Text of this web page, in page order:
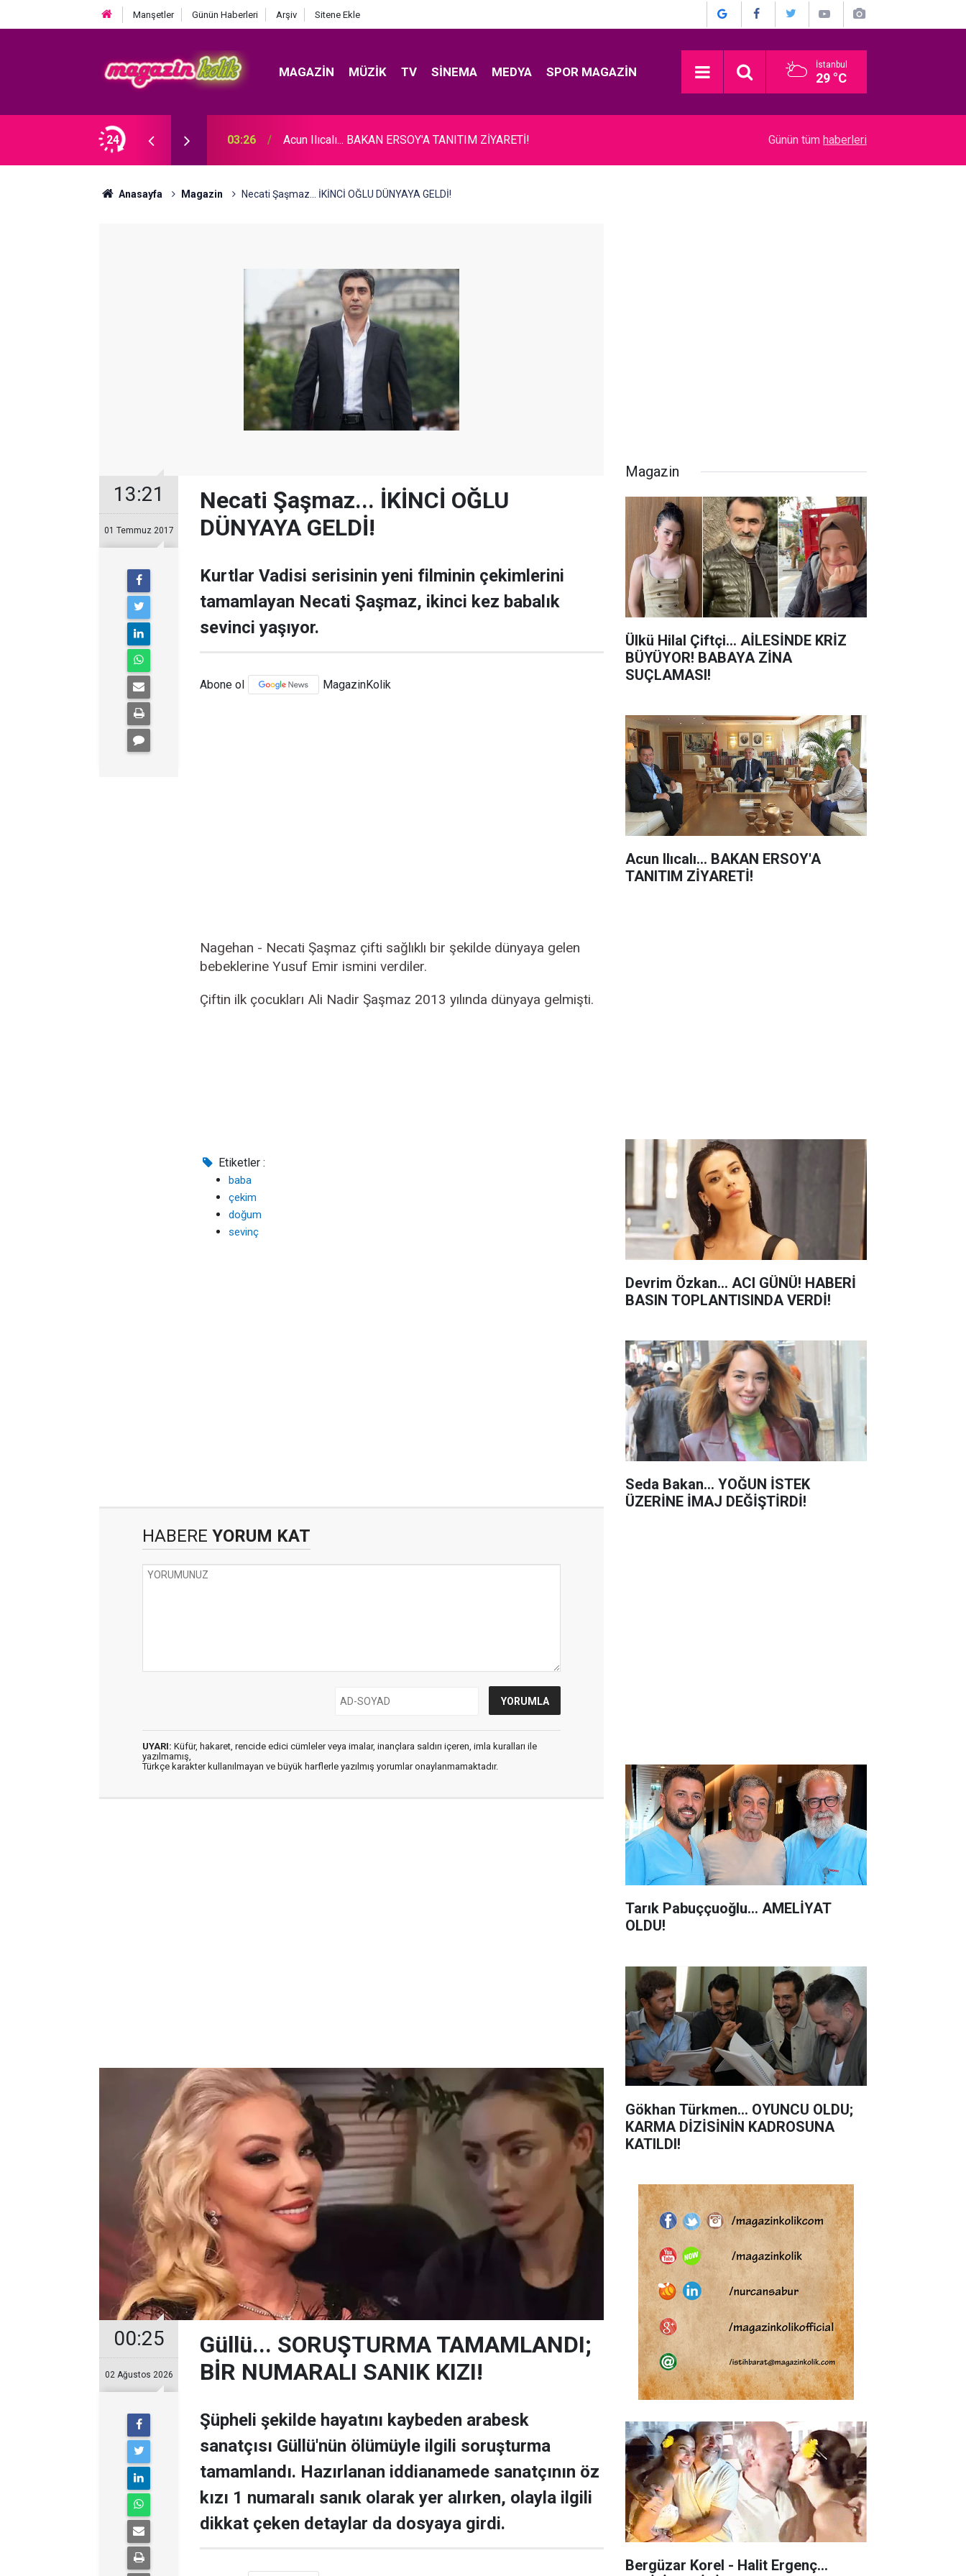
Manşetler Günün Haberleri Arşiv Sitene Ekle
MAGAZIN MÜZIK TV SINEMA MEDYA SPOR MAGAZIN İstanbul
29 °C
24
BABAYA ZİNA SUÇLAMASI! 03:26 Acun Ilıcalı... BAKAN ERSOY'A TANITIM ZİYARETİ! Devrim Özkan... ACI GÜNÜ! HABERİ BASIN
Günün tüm haberleri
Anasayfa Magazin Necati Şaşmaz... İKİNCİ OĞLU DÜNYAYA GELDİ!
13:21
01 Temmuz 2017
Necati Şaşmaz... İKİNCİ OĞLU
DÜNYAYA GELDİ!
Kurtlar Vadisi serisinin yeni filminin çekimlerini
tamamlayan Necati Şaşmaz, ikinci kez babalık
sevinci yaşıyor.
Abone ol MagazinKolik
Nagehan - Necati Şaşmaz çifti sağlıklı bir şekilde dünyaya gelen
bebeklerine Yusuf Emir ismini verdiler.
Çiftin ilk çocukları Ali Nadir Şaşmaz 2013 yılında dünyaya gelmişti.
Etiketler :
baba
çekim
doğum
sevinç
HABERE YORUM KAT
UYARI: Küfür, hakaret, rencide edici cümleler veya imalar, inançlara saldırı içeren, imla kuralları ile
yazılmamış,
Türkçe karakter kullanılmayan ve büyük harflerle yazılmış yorumlar onaylanmamaktadır.
00:25
02 Ağustos 2026
Güllü... SORUŞTURMA TAMAMLANDI;
BİR NUMARALI SANIK KIZI!
Şüpheli şekilde hayatını kaybeden arabesk
sanatçısı Güllü'nün ölümüyle ilgili soruşturma
tamamlandı. Hazırlanan iddianamede sanatçının öz
kızı 1 numaralı sanık olarak yer alırken, olayla ilgili
dikkat çeken detaylar da dosyaya girdi.
Magazin
Ülkü Hilal Çiftçi… AİLESİNDE KRİZ
BÜYÜYOR! BABAYA ZİNA
SUÇLAMASI!
Acun Ilıcalı... BAKAN ERSOY'A
TANITIM ZİYARETİ!
Devrim Özkan... ACI GÜNÜ! HABERİ
BASIN TOPLANTISINDA VERDİ!
Seda Bakan... YOĞUN İSTEK
ÜZERİNE İMAJ DEĞİŞTİRDİ!
Tarık Pabuççuoğlu… AMELİYAT
OLDU!
Gökhan Türkmen... OYUNCU OLDU;
KARMA DİZİSİNİN KADROSUNA
KATILDI!
Bergüzar Korel - Halit Ergenç...